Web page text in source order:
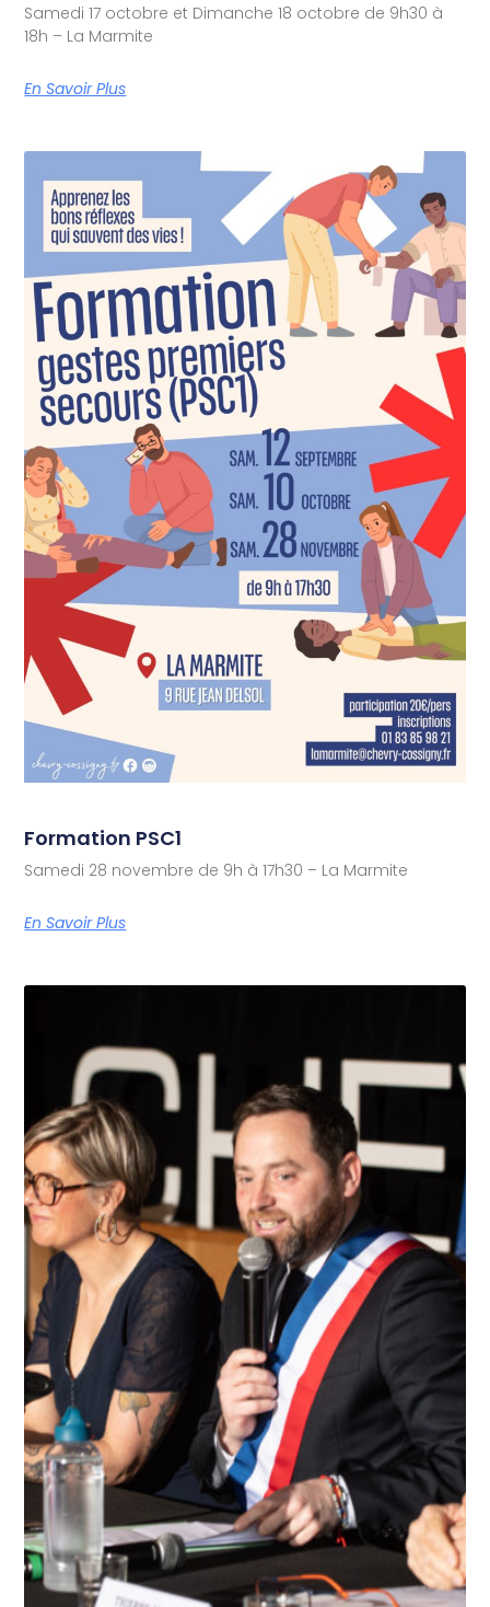
Samedi 17 octobre et Dimanche 18 octobre de 9h30 à
18h – La Marmite
En Savoir Plus
Formation PSC1
Samedi 28 novembre de 9h à 17h30 – La Marmite
En Savoir Plus